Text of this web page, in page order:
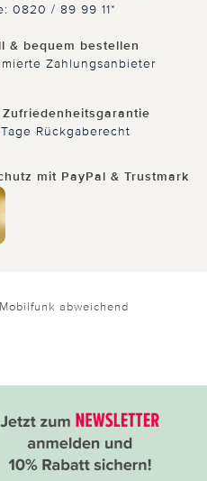
0820 / 89 99 11*
& bequem bestellen
Zahlungsanbieter
Zufriedenheitsgarantie
Rückgaberecht
mit PayPal & Trustmark
abweichend